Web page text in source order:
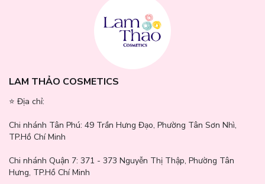
LAM THẢO COSMETICS
⭐️ Địa chỉ:
Chi nhánh Tân Phú: 49 Trần Hưng Đạo, Phường Tân Sơn Nhì,
TP.Hồ Chí Minh
Chi nhánh Quận 7: 371 - 373 Nguyễn Thị Thập, Phường Tân
Hưng, TP.Hồ Chí Minh